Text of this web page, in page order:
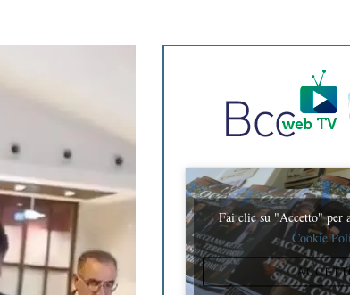
Fai clic su "Accetto" per
Cookie